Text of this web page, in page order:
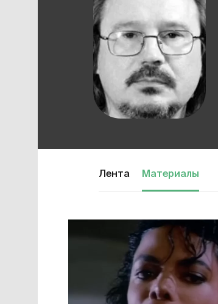
Лента Материалы